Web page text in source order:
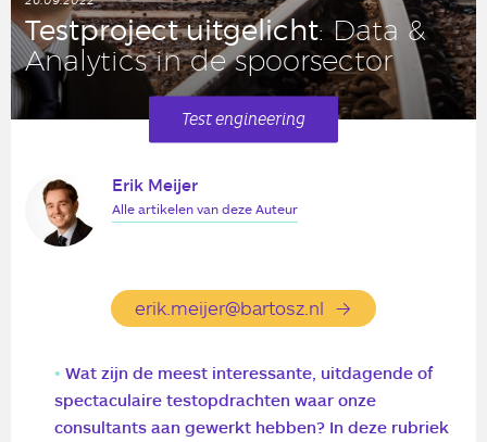
Test­pro­ject uit­ge­licht: Data &
Ana­ly­tics in de spoor­sec­tor
Test engineering
Wat zijn de meest interessante, uitdagende of
spectaculaire testopdrachten waar onze
consultants aan gewerkt hebben? In deze rubriek
Erik Meijer
Alle artikelen van deze Auteur
erik.meijer@bartosz.nl